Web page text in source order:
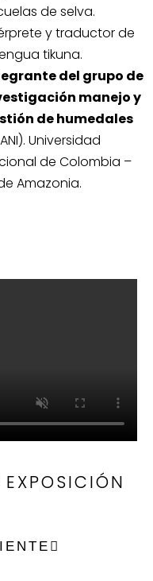
de selva.
y traductor de
tikuna.
del grupo de
manejo y
de humedales
Universidad
de Colombia –
Amazonia.